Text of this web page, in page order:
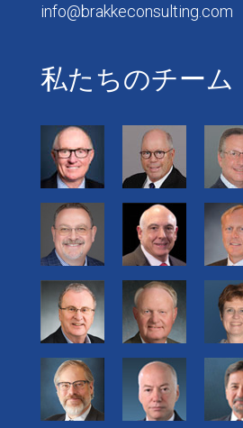
info@brakkeconsulting.com
私たちのチーム